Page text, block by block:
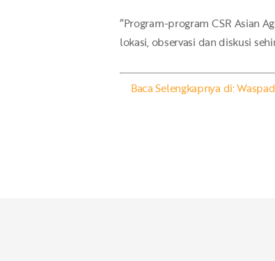
“Program-program CSR Asian
lokasi, observasi dan diskusi
Baca Selengkapnya di: